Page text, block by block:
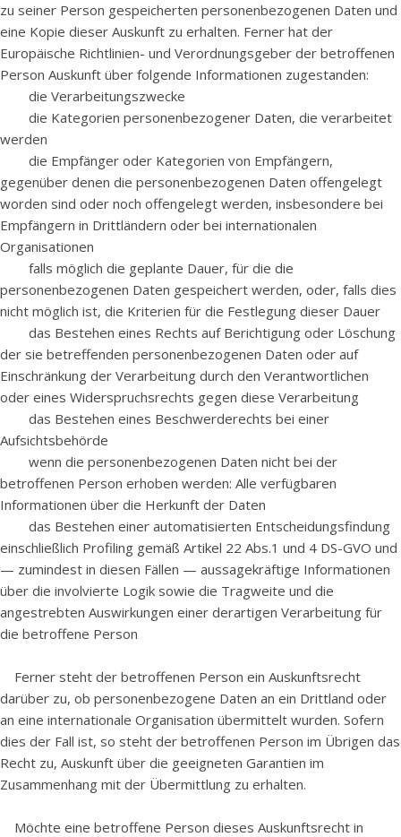
zu seiner Person gespeicherten personenbezogenen Daten und
eine Kopie dieser Auskunft zu erhalten. Ferner hat der
Europäische Richtlinien- und Verordnungsgeber der betroffenen
Person Auskunft über folgende Informationen zugestanden:
die Verarbeitungszwecke
die Kategorien personenbezogener Daten, die verarbeitet
werden
die Empfänger oder Kategorien von Empfängern,
gegenüber denen die personenbezogenen Daten offengelegt
worden sind oder noch offengelegt werden, insbesondere bei
Empfängern in Drittländern oder bei internationalen
Organisationen
falls möglich die geplante Dauer, für die die
personenbezogenen Daten gespeichert werden, oder, falls dies
nicht möglich ist, die Kriterien für die Festlegung dieser Dauer
das Bestehen eines Rechts auf Berichtigung oder Löschung
der sie betreffenden personenbezogenen Daten oder auf
Einschränkung der Verarbeitung durch den Verantwortlichen
oder eines Widerspruchsrechts gegen diese Verarbeitung
das Bestehen eines Beschwerderechts bei einer
Aufsichtsbehörde
wenn die personenbezogenen Daten nicht bei der
betroffenen Person erhoben werden: Alle verfügbaren
Informationen über die Herkunft der Daten
das Bestehen einer automatisierten Entscheidungsfindung
einschließlich Profiling gemäß Artikel 22 Abs.1 und 4 DS-GVO und
— zumindest in diesen Fällen — aussagekräftige Informationen
über die involvierte Logik sowie die Tragweite und die
angestrebten Auswirkungen einer derartigen Verarbeitung für
die betroffene Person
Ferner steht der betroffenen Person ein Auskunftsrecht
darüber zu, ob personenbezogene Daten an ein Drittland oder
an eine internationale Organisation übermittelt wurden. Sofern
dies der Fall ist, so steht der betroffenen Person im Übrigen das
Recht zu, Auskunft über die geeigneten Garantien im
Zusammenhang mit der Übermittlung zu erhalten.
Möchte eine betroffene Person dieses Auskunftsrecht in